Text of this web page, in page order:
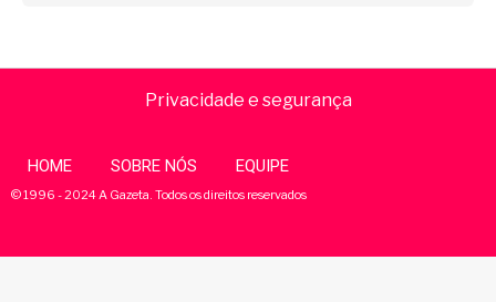
Privacidade e segurança
HOME SOBRE NÓS EQUIPE
© 1996 - 2024 A Gazeta. Todos os direitos reservados